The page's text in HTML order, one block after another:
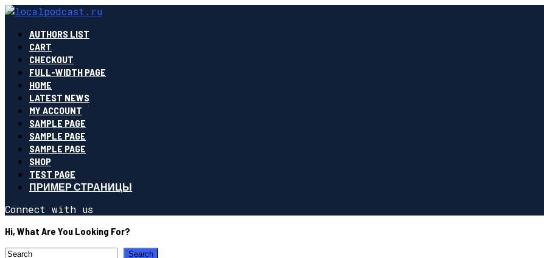
AUTHORS LIST
CART
CHECKOUT
FULL-WIDTH PAGE
HOME
LATEST NEWS
MY ACCOUNT
SAMPLE PAGE
SAMPLE PAGE
SAMPLE PAGE
SHOP
TEST PAGE
ПРИМЕР СТРАНИЦЫ
Connect with us
Hi, What Are You Looking For?